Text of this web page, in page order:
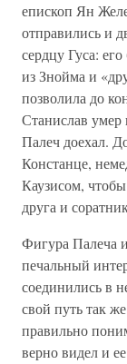
епископ Ян
отправились и
сердцу Гуса:
из Знойма и
позволила до
Станислав
Палеч доехал.
Констанце,
Каузисом,
друга и
Фигура Палеча
печальный
соединились в
свой путь так
правильно
верно видел и